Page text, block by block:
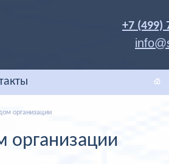
+7 (499)
организации
организации